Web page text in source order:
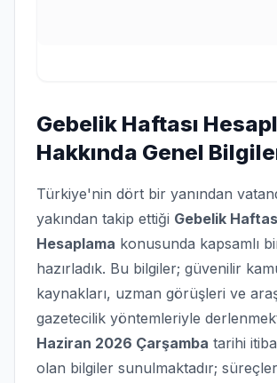
Gebelik Haftası
Hakkında Genel
Türkiye'nin dört bir yanından
yakından takip ettiği Gebelik
Hesaplama konusunda kapsamlı
hazırladık. Bu bilgiler; güvenilir
kaynakları, uzman görüşleri ve
gazetecilik yöntemleriyle
Haziran 2026 Çarşamba tarihi
olan bilgiler sunulmaktadır;